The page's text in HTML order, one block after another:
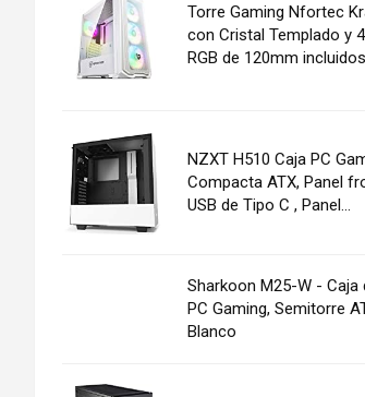
Torre Gaming Nfortec
con Cristal Templado y
RGB de 120mm
NZXT H510 Caja PC
Compacta ATX, Panel
USB de Tipo C , Panel...
Sharkoon M25-W - Caja
PC Gaming, Semitorre
Blanco